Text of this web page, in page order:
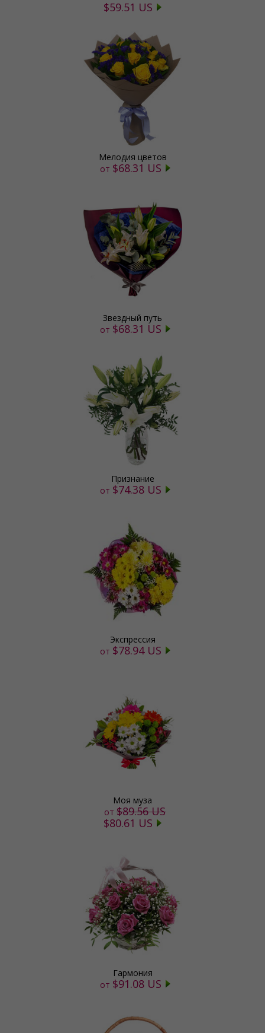
$59.51 US
Мелодия цветов
от $68.31 US
Звездный путь
от $68.31 US
Признание
от $74.38 US
Экспрессия
от $78.94 US
Моя муза
от $89.56 US
$80.61 US
Гармония
от $91.08 US